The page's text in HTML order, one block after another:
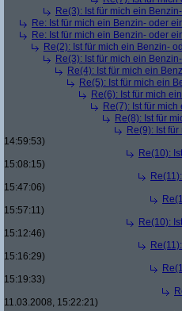
Re(3): Ist für mich ein
Re: Ist für mich ein Benzin- oder
Re: Ist für mich ein Benzin- oder
Re(2): Ist für mich ein Benzin-
Re(3): Ist für mich ein
Re(4): Ist für mich ein
Re(5): Ist für mich ein
Re(6): Ist für mich
Re(7): Ist für
Re(8): Ist für
Re(9): Ist
14:59:53)
Re(10):
15:08:15)
15:47:06)
15:57:11)
Re(10):
15:12:46)
15:16:29)
15:19:33)
11.03.2008, 15:22:21)